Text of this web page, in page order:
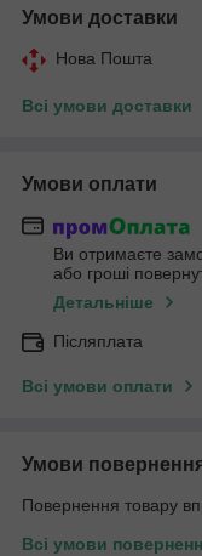
Умови доставки
Нова Пошта
Всі умови доставки
Умови оплати
Ви отримаєте
або гроші
Детальніше
Післяплата
Всі умови оплати
Умови
Повернення товару
Всі умови